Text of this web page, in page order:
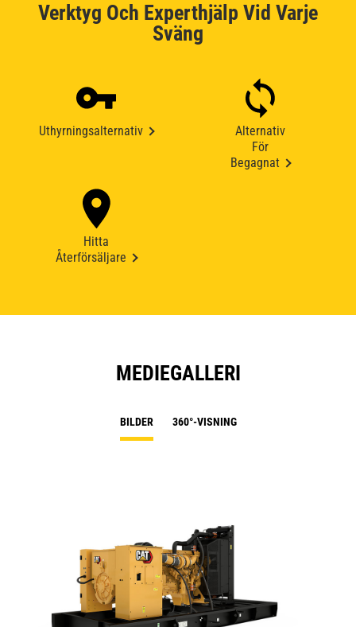
Verktyg Och Experthjälp Vid Varje
Sväng
Uthyrningsalternativ
Alternativ
För
Begagnat
Hitta
Återförsäljare
MEDIEGALLERI
BILDER 360°-VISNING